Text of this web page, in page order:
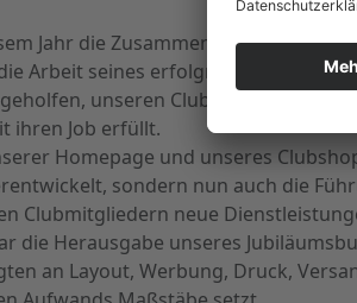
Jahr die Zusammenarbeit mit
Arbeit seines erfolgreichen
unseren Club ein großes
ihren Job erfüllt.
Homepage und unseres
sondern nun auch die
Clubmitgliedern neue
die Herausgabe unseres
an Layout, Werbung, Druck,